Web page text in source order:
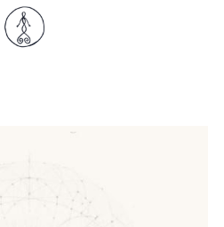
CATEGORIES